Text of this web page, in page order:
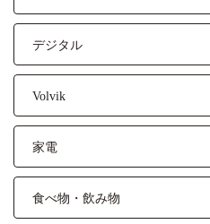
デジタル
Volvik
家電
食べ物・飲み物